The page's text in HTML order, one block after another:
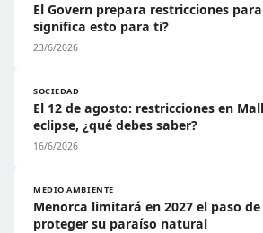
El Govern prepara restricciones
significa esto para ti?
23/6/2026
SOCIEDAD
El 12 de agosto: restricciones en
eclipse, ¿qué debes saber?
16/6/2026
MEDIO AMBIENTE
Menorca limitará en 2027 el paso
proteger su paraíso natural